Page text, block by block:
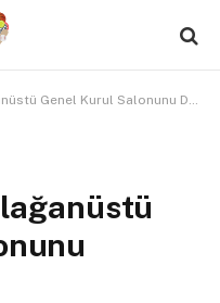
Genel Kurul Salonunu Değiştirdi